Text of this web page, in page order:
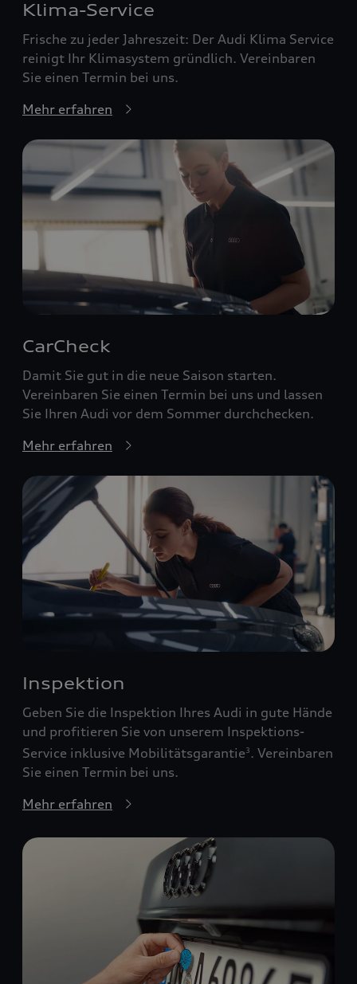
Klima-Service
Frische zu jeder Jahreszeit: Der Audi Klima Service
reinigt Ihr Klimasystem gründlich. Vereinbaren
Sie einen Termin bei uns.
Mehr erfahren
CarCheck
Damit Sie gut in die neue Saison starten.
Vereinbaren Sie einen Termin bei uns und lassen
Sie Ihren Audi vor dem Sommer durchchecken.
Mehr erfahren
Inspektion
Geben Sie die Inspektion Ihres Audi in gute Hände
und profitieren Sie von unserem Inspektions-
Service inklusive Mobilitätsgarantie3 . Vereinbaren
Sie einen Termin bei uns.
Mehr erfahren